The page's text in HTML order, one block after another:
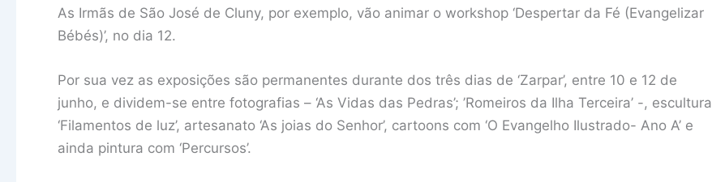
As Irmãs de São José de Cluny, por exemplo, vão animar o workshop ‘Despertar da Fé (Evangelizar
Bébés)’, no dia 12.
Por sua vez as exposições são permanentes durante dos três dias de ‘Zarpar’, entre 10 e 12 de
junho, e dividem-se entre fotografias – ‘As Vidas das Pedras’; ’Romeiros da Ilha Terceira’ -, escultura
‘Filamentos de luz’, artesanato ‘As joias do Senhor’, cartoons com ‘O Evangelho Ilustrado- Ano A’ e
ainda pintura com ‘Percursos’.